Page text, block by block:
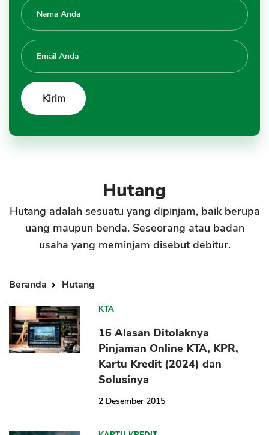
Hutang
Hutang adalah sesuatu yang dipinjam, baik berupa
uang maupun benda. Seseorang atau badan
usaha yang meminjam disebut debitur.
Beranda Hutang
KTA
16 Alasan Ditolaknya
Pinjaman Online KTA, KPR,
Kartu Kredit (2024) dan
Solusinya
2 Desember 2015